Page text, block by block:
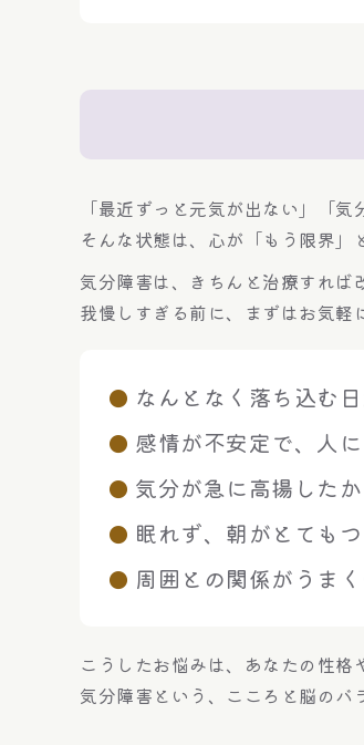
「最近ずっと元気が出ない」「
そんな状態は、心が「もう限界」
気分障害は、きちんと治療すれば
我慢しすぎる前に、まずはお気軽
なんとなく落ち込む
感情が不安定で、人
気分が急に高揚した
眠れず、朝がとても
周囲との関係がうま
こうしたお悩みは、あなたの性格
気分障害という、こころと脳のバ